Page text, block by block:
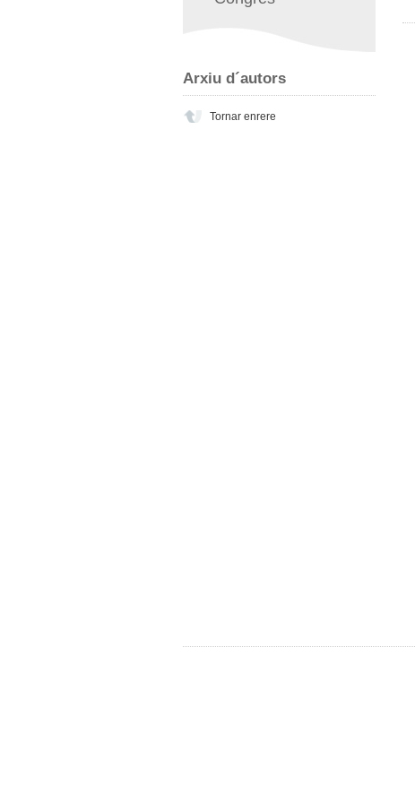
Arxiu d´autors
Tornar enrere